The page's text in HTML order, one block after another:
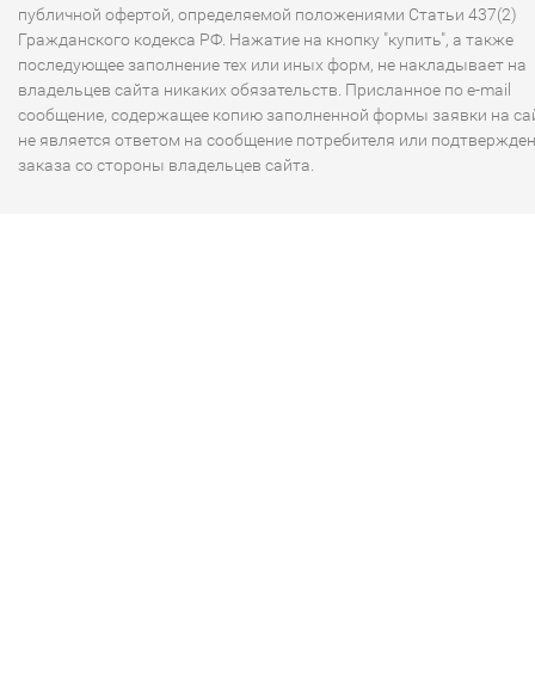
публичной офертой, определяемой положениями Статьи 437(2)
Гражданского кодекса РФ. Нажатие на кнопку "купить", а также
последующее заполнение тех или иных форм, не накладывает на
владельцев сайта никаких обязательств. Присланное по e-mail
сообщение, содержащее копию заполненной формы заявки на
не является ответом на сообщение потребителя или
заказа со стороны владельцев сайта.